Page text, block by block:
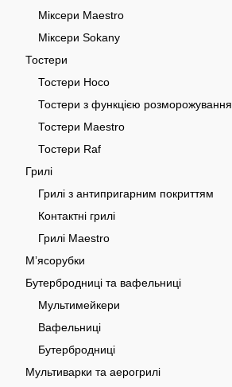
Міксери Maestro
Міксери Sokany
Тостери
Тостери Hoco
Тостери з функцією розморожування
Тостери Maestro
Тостери Raf
Грилі
Грилі з антипригарним покриттям
Контактні грилі
Грилі Maestro
Мʼясорубки
Бутербродниці та вафельниці
Мультимейкери
Вафельниці
Бутербродниці
Мультиварки та аерогрилі